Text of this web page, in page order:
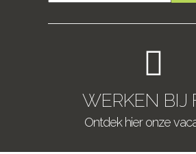
WERKEN BIJ
Ontdek hier onze